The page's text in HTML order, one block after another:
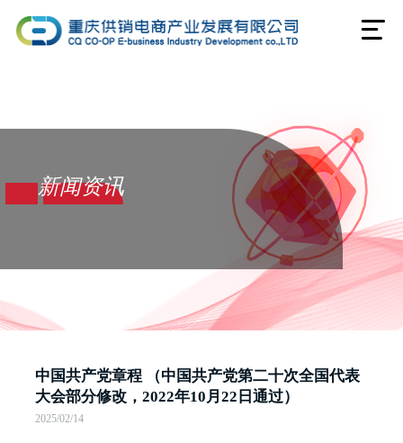
新闻资讯
中国共产党章程 （中国共产党第二十次全国代表
大会部分修改，2022年10月22日通过）
2025/02/14